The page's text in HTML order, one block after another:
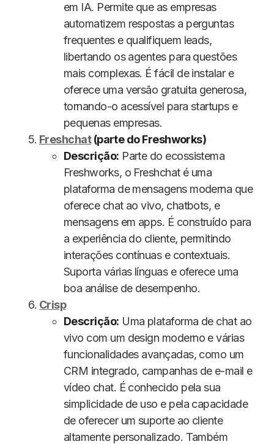
em IA. Permite que as empresas
automatizem respostas a perguntas
frequentes e qualifiquem leads,
libertando os agentes para questões
mais complexas. É fácil de instalar e
oferece uma versão gratuita generosa,
tornando-o acessível para startups e
pequenas empresas.
Freshchat(parte do Freshworks)
Descrição: Parte do ecossistema
Freshworks, o Freshchat é uma
plataforma de mensagens moderna que
oferece chat ao vivo, chatbots, e
mensagens em apps. É construído para
a experiência do cliente, permitindo
interações contínuas e contextuais.
Suporta várias línguas e oferece uma
boa análise de desempenho.
Crisp
Descrição: Uma plataforma de chat ao
vivo com um design moderno e várias
funcionalidades avançadas, como um
CRM integrado, campanhas de e-mail e
vídeo chat. É conhecido pela sua
simplicidade de uso e pela capacidade
de oferecer um suporte ao cliente
altamente personalizado. Também